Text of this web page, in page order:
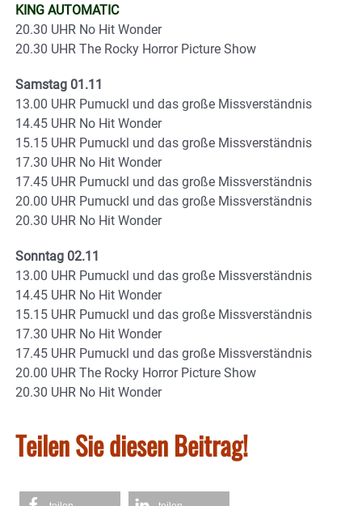
KING AUTOMATIC
20.30 UHR No Hit Wonder
20.30 UHR The Rocky Horror Picture Show
Samstag 01.11
13.00 UHR Pumuckl und das große Missverständnis
14.45 UHR No Hit Wonder
15.15 UHR Pumuckl und das große Missverständnis
17.30 UHR No Hit Wonder
17.45 UHR Pumuckl und das große Missverständnis
20.00 UHR Pumuckl und das große Missverständnis
20.30 UHR No Hit Wonder
Sonntag 02.11
13.00 UHR Pumuckl und das große Missverständnis
14.45 UHR No Hit Wonder
15.15 UHR Pumuckl und das große Missverständnis
17.30 UHR No Hit Wonder
17.45 UHR Pumuckl und das große Missverständnis
20.00 UHR The Rocky Horror Picture Show
20.30 UHR No Hit Wonder
Teilen Sie diesen Beitrag!